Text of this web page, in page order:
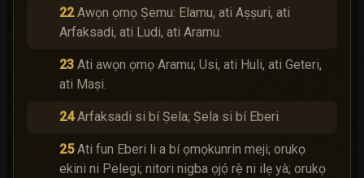
22 Awọn ọmọ Ṣemu: Elamu, ati Aṣṣuri, ati
Arfaksadi, ati Ludi, ati Aramu.
23 Ati awọn ọmọ Aramu; Usi, ati Huli, ati Geteri,
ati Maṣi.
24 Arfaksadi si bí Ṣela; Ṣela si bí Eberi.
25 Ati fun Eberi li a bí ọmọkunrin meji; orukọ
ekini ni Pelegi; nitori nigba ọjọ́ rẹ̀ ni ilẹ yà; orukọ